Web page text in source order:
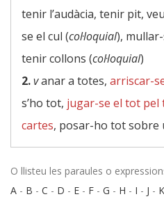
tenir l’audàcia, tenir pit,
se el cul (col·loquial),
tenir collons (col·loquial)
2.vanar a totes, arriscar-
s’ho tot, jugar-se el tot pel
cartes, posar-ho tot sobre
O llisteu les paraules o
A - B - C - D - E - F - G - H - I - J - K